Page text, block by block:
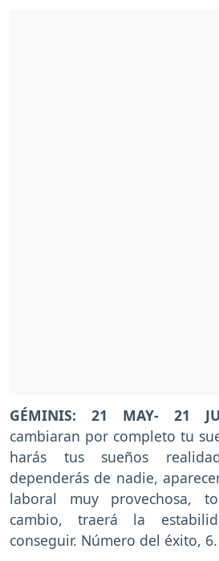
GÉMINIS: 21 MAY- 21
cambiaran por completo tu
harás tus sueños
dependerás de nadie,
laboral muy provechosa,
cambio, traerá la
conseguir. Número del éxito, 6.